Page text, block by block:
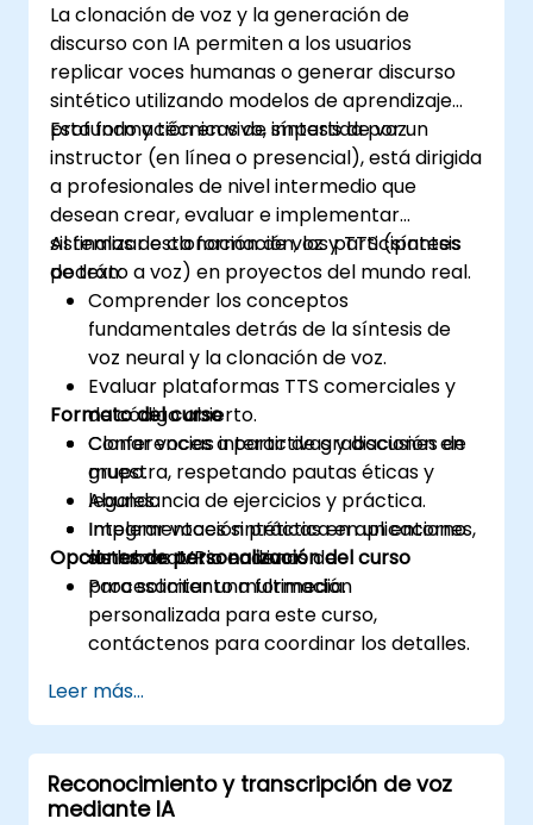
La clonación de voz y la generación de
discurso con IA permiten a los usuarios
replicar voces humanas o generar discurso
sintético utilizando modelos de aprendizaje
profundo y técnicas de síntesis de voz.
Esta formación en vivo, impartida por un
instructor (en línea o presencial), está dirigida
a profesionales de nivel intermedio que
desean crear, evaluar e implementar
sistemas de clonación de voz y TTS (síntesis
de texto a voz) en proyectos del mundo real.
Al finalizar esta formación, los participantes
podrán:
Comprender los conceptos
fundamentales detrás de la síntesis de
voz neural y la clonación de voz.
Evaluar plataformas TTS comerciales y
de código abierto.
Clonar voces a partir de grabaciones de
muestra, respetando pautas éticas y
legales.
Integrar voces sintéticas en aplicaciones,
sistemas IVR o cadenas de
procesamiento multimedia.
Formato del curso
Conferencias interactivas y discusión en
grupo.
Abundancia de ejercicios y práctica.
Implementación práctica en un entorno
de laboratorio en vivo.
Opciones de personalización del curso
Para solicitar una formación
personalizada para este curso,
contáctenos para coordinar los detalles.
Leer más...
Reconocimiento y transcripción de voz
mediante IA